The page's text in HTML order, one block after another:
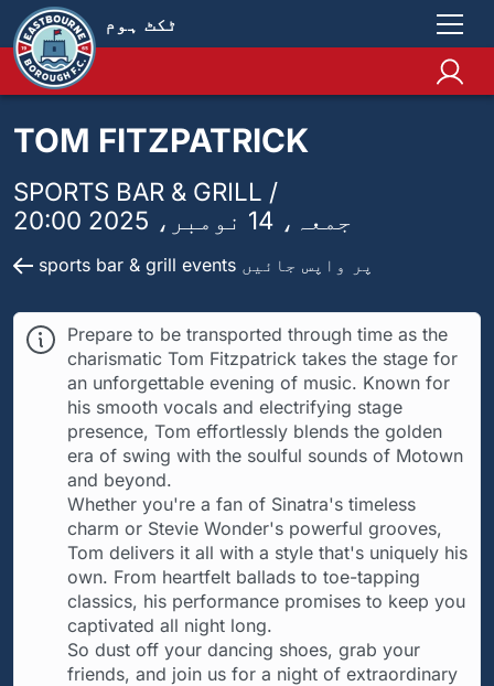
ٹکٹ ہوم
TOM FITZPATRICK
SPORTS BAR & GRILL /
جمعہ، 14 نومبر، 2025 20:00
sports bar & grill events پر واپس جائیں
Prepare to be transported through time as the
charismatic Tom Fitzpatrick takes the stage for
an unforgettable evening of music. Known for
his smooth vocals and electrifying stage
presence, Tom effortlessly blends the golden
era of swing with the soulful sounds of Motown
and beyond.
Whether you're a fan of Sinatra's timeless
charm or Stevie Wonder's powerful grooves,
Tom delivers it all with a style that's uniquely his
own. From heartfelt ballads to toe-tapping
classics, his performance promises to keep you
captivated all night long.
So dust off your dancing shoes, grab your
friends, and join us for a night of extraordinary